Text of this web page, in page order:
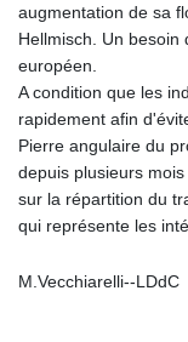
augmentation de sa
Hellmisch. Un
européen.
A condition que les
rapidement afin
Pierre angulaire du
depuis plusieurs
sur la répartition du
qui représente les
M.Vecchiarelli--LDdC